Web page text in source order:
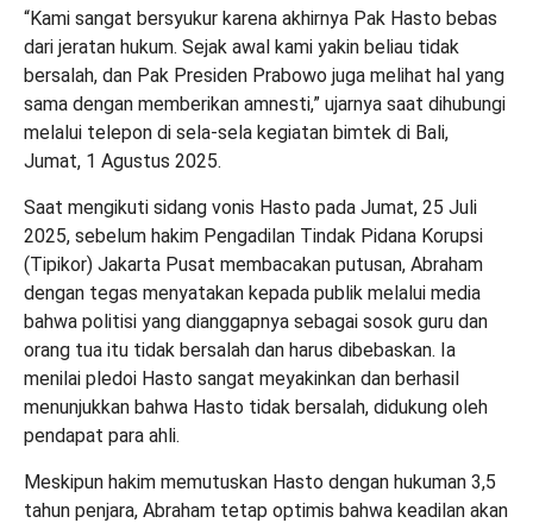
“Kami sangat bersyukur karena akhirnya Pak Hasto bebas
dari jeratan hukum. Sejak awal kami yakin beliau tidak
bersalah, dan Pak Presiden Prabowo juga melihat hal yang
sama dengan memberikan amnesti,” ujarnya saat dihubungi
melalui telepon di sela-sela kegiatan bimtek di Bali,
Jumat, 1 Agustus 2025.
Saat mengikuti sidang vonis Hasto pada Jumat, 25 Juli
2025, sebelum hakim Pengadilan Tindak Pidana Korupsi
(Tipikor) Jakarta Pusat membacakan putusan, Abraham
dengan tegas menyatakan kepada publik melalui media
bahwa politisi yang dianggapnya sebagai sosok guru dan
orang tua itu tidak bersalah dan harus dibebaskan. Ia
menilai pledoi Hasto sangat meyakinkan dan berhasil
menunjukkan bahwa Hasto tidak bersalah, didukung oleh
pendapat para ahli.
Meskipun hakim memutuskan Hasto dengan hukuman 3,5
tahun penjara, Abraham tetap optimis bahwa keadilan akan